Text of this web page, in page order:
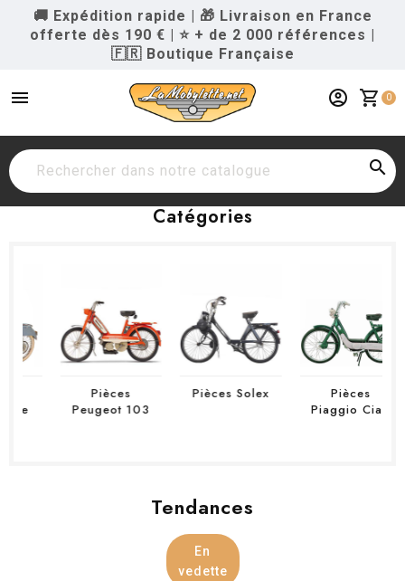
🚚 Expédition rapide | 🎁 Livraison en France
offerte dès 190 € | ⭐ + de 2 000 références |
🇫🇷 Boutique Française
menu shopping_cart 0
account_circle

Catégories
Pièces
Peugeot 103
Pièces Solex
Pièces
Piaggio Ciao
Tendances
En
vedette